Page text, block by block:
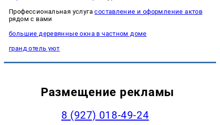
Профессиональная услугасоставление и оформление актов
рядом с вами
большие деревянные окна в частном доме
гранд отель уют
Размещение рекламы
8 (927) 018-49-24